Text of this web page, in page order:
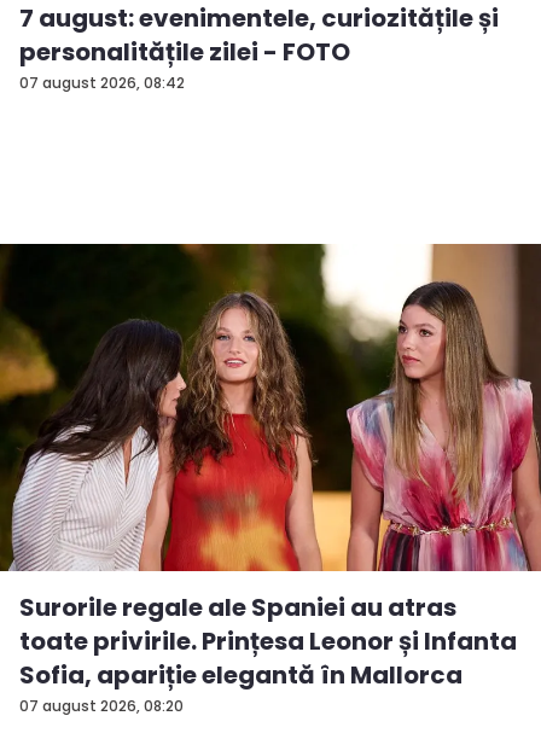
07 august 2026, 08:42
7 august: evenimentele, curiozitățile și
personalitățile zilei - FOTO
07 august 2026, 08:20
Surorile regale ale Spaniei au atras
toate privirile. Prințesa Leonor și Infanta
Sofia, apariție elegantă în Mallorca